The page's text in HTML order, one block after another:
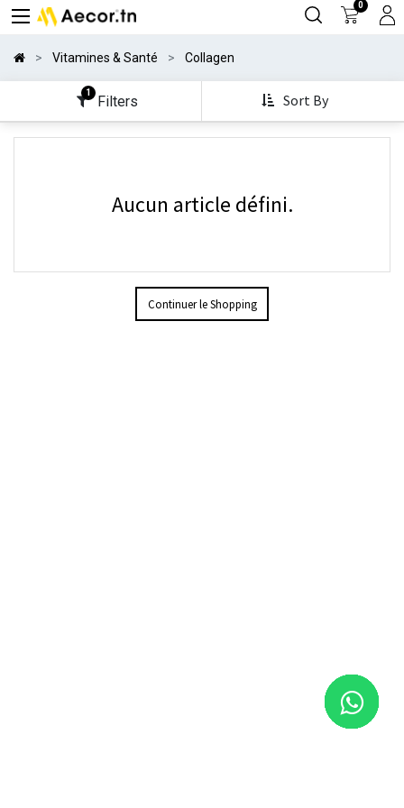
0
Vitamines & Santé Collagen
1
Filters Sort By
Aucun article défini.
Continuer le Shopping